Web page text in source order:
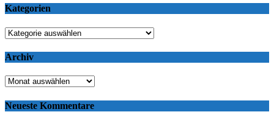
Kategorien
Kategorien
Archiv
Archiv
Neueste Kommentare